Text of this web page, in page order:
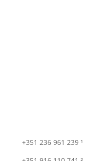
+351 236 961 239 ¹